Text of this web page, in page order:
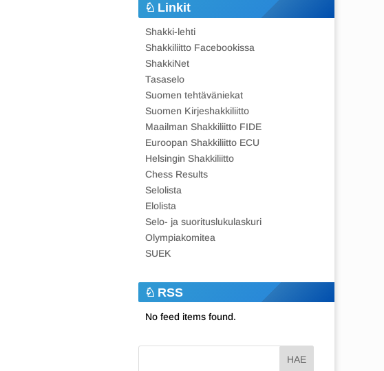
Linkit
Shakki-lehti
Shakkiliitto Facebookissa
ShakkiNet
Tasaselo
Suomen tehtäväniekat
Suomen Kirjeshakkiliitto
Maailman Shakkiliitto FIDE
Euroopan Shakkiliitto ECU
Helsingin Shakkiliitto
Chess Results
Selolista
Elolista
Selo- ja suorituslukulaskuri
Olympiakomitea
SUEK
RSS
No feed items found.